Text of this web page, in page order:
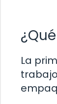
La